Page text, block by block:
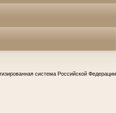
система Российской